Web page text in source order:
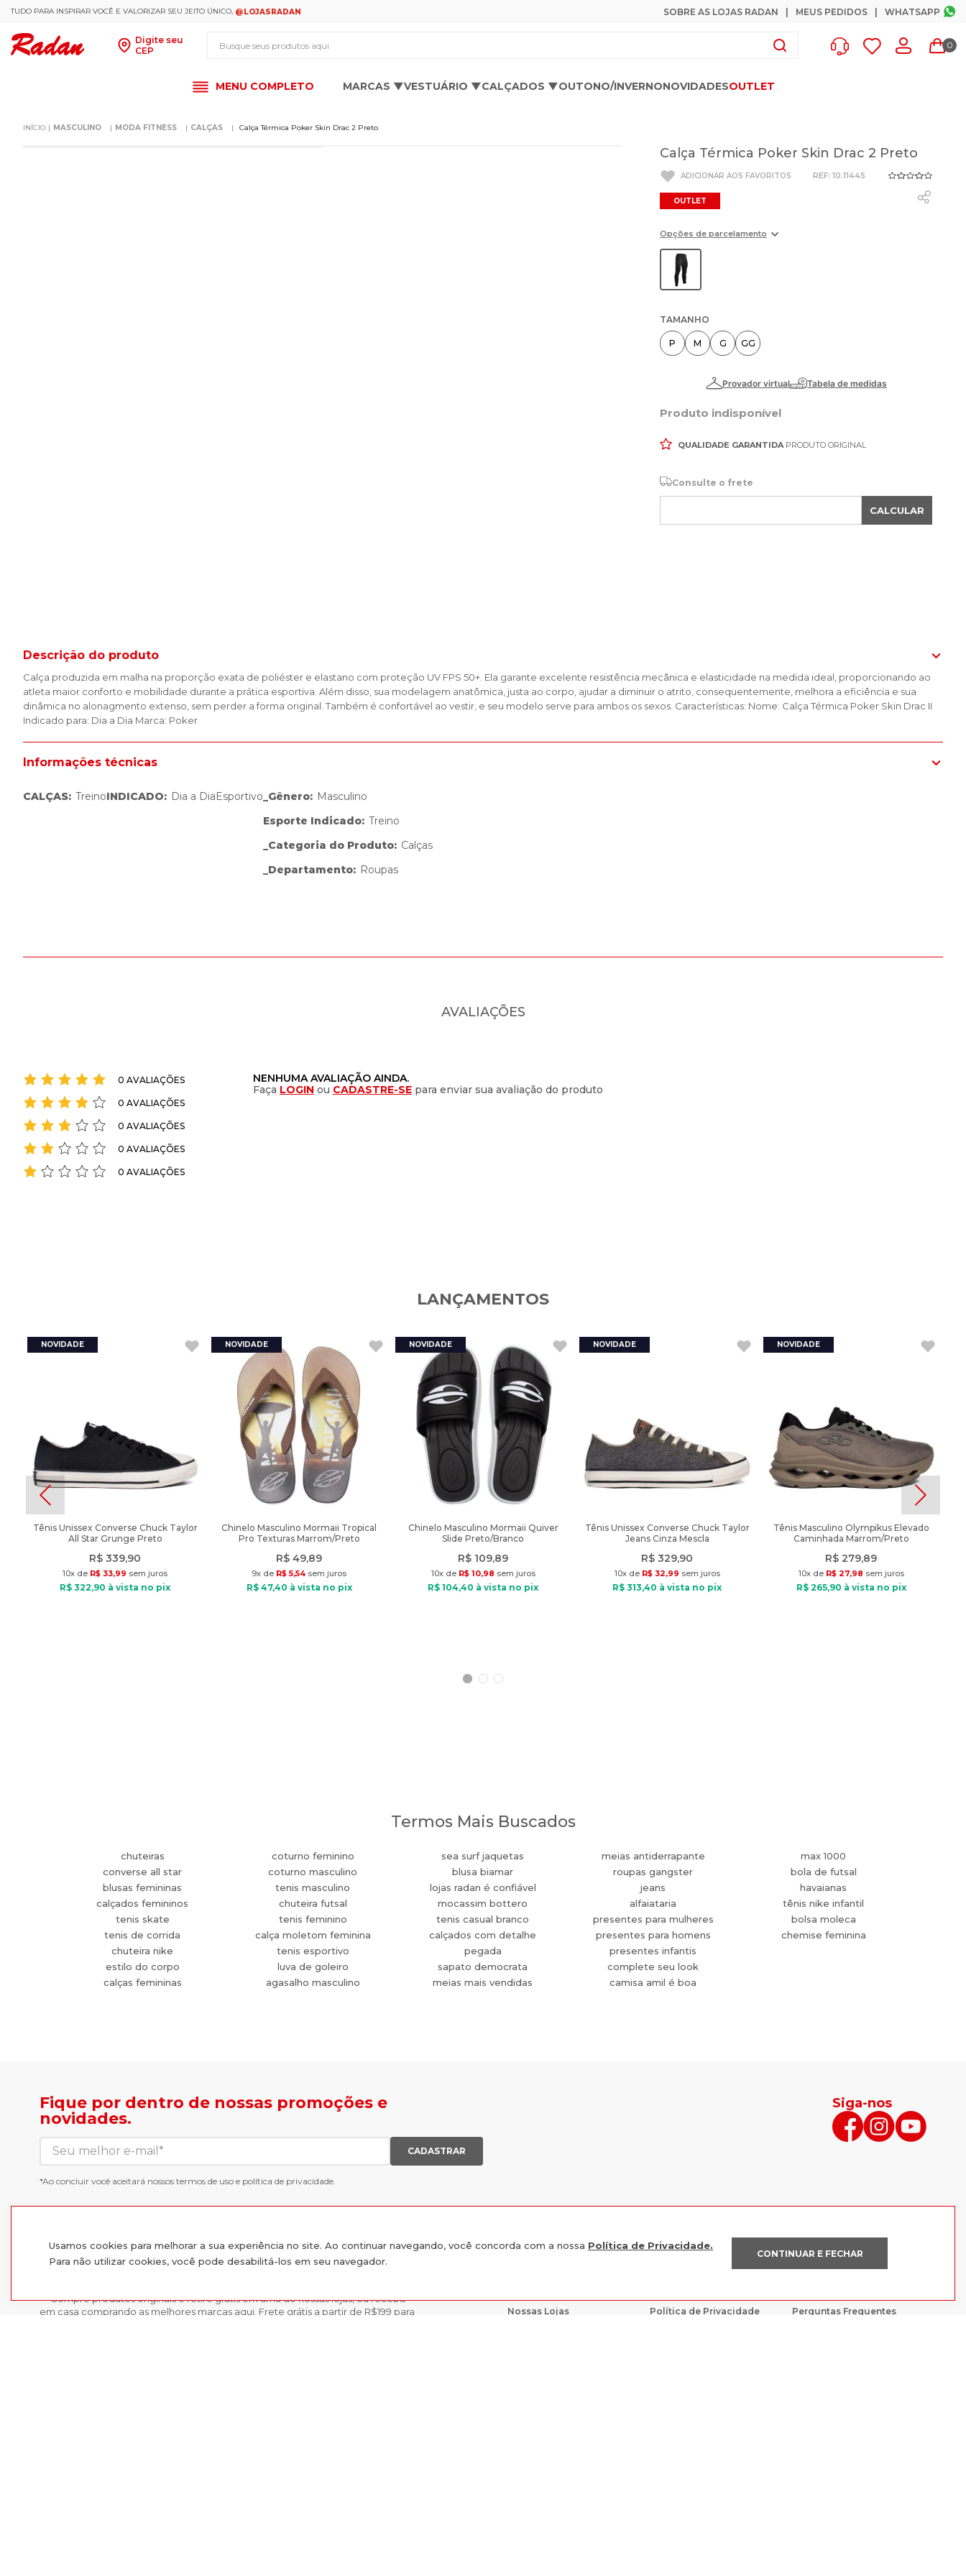
TUDO PARA INSPIRAR VOCÊ E VALORIZAR SEU JEITO ÚNICO, @LOJASRADAN SOBRE AS LOJAS RADAN MEUS PEDIDOS WHATSAPP
Digite seu
CEP
0
MENU COMPLETO MARCAS ▼VESTUÁRIO ▼CALÇADOS ▼OUTONO/INVERNONOVIDADESOUTLET
Usamos cookies para melhorar a sua experiência no site. Ao continuar navegando, você concorda com a nossa Política de Privacidade.
Para não utilizar cookies, você pode desabilitá-los em seu navegador.
CONTINUAR E FECHAR
MASCULINO MODA FITNESS CALÇAS Calça Térmica Poker Skin Drac 2 Preto
Calça Térmica Poker Skin Drac 2 Preto
: 10.11445
OUTLET
Opções de parcelamento
TAMANHO
P M G GG
Produto indisponível
QUALIDADE GARANTIDAPRODUTO ORIGINAL
Consulte o frete
CALCULAR
Descrição do produto
Calça produzida em malha na proporção exata de poliéster e elastano com proteção UV FPS 50+. Ela garante excelente resistência mecânica e elasticidade na medida ideal, proporcionando ao
atleta maior conforto e mobilidade durante a prática esportiva. Além disso, sua modelagem anatômica, justa ao corpo, ajudar a diminuir o atrito, consequentemente, melhora a eficiência e sua
dinâmica no alonagmento extenso, sem perder a forma original. Também é confortável ao vestir, e seu modelo serve para ambos os sexos. Características: Nome: Calça Térmica Poker Skin Drac II
Indicado para: Dia a Dia Marca: Poker
Informações técnicas
CALÇAS: TreinoINDICADO: Dia a DiaEsportivo _Gênero: Masculino
Esporte Indicado: Treino
_Categoria do Produto: Calças
_Departamento: Roupas
AVALIAÇÕES
0 AVALIAÇÕES
0 AVALIAÇÕES
0 AVALIAÇÕES
0 AVALIAÇÕES
0 AVALIAÇÕES
NENHUMA AVALIAÇÃO AINDA.
Faça LOGIN ou CADASTRE-SE para enviar sua avaliação do produto
LANÇAMENTOS
Tênis Unissex Converse Chuck Taylor
All Star Grunge Preto
R$ 339,90
10x de R$ 33,99 sem juros
R$ 322,90 à vista no pix
Chinelo Masculino Mormaii Tropical
Pro Texturas Marrom/Preto
R$ 49,89
9x de R$ 5,54 sem juros
R$ 47,40 à vista no pix
Chinelo Masculino Mormaii Quiver
Slide Preto/Branco
R$ 109,89
10x de R$ 10,98 sem juros
R$ 104,40 à vista no pix
Tênis Unissex Converse Chuck Taylor
Jeans Cinza Mescla
R$ 329,90
10x de R$ 32,99 sem juros
R$ 313,40 à vista no pix
Tênis Masculino Olympikus Elevado
Caminhada Marrom/Preto
R$ 279,89
10x de R$ 27,98 sem juros
R$ 265,90 à vista no pix
Termos Mais Buscados
chuteiras
converse all star
blusas femininas
calçados femininos
tenis skate
tenis de corrida
chuteira nike
estilo do corpo
calças femininas
coturno feminino
coturno masculino
tenis masculino
chuteira futsal
tenis feminino
calça moletom feminina
tenis esportivo
luva de goleiro
agasalho masculino
sea surf jaquetas
blusa biamar
lojas radan é confiável
mocassim bottero
tenis casual branco
calçados com detalhe
pegada
sapato democrata
meias mais vendidas
meias antiderrapante
roupas gangster
jeans
alfaiataria
presentes para mulheres
presentes para homens
presentes infantis
complete seu look
camisa amil é boa
max 1000
bola de futsal
havaianas
tênis nike infantil
bolsa moleca
chemise feminina
Fique por dentro de nossas promoções e
novidades.
CADASTRAR
*Ao concluir você aceitará nossos termos de uso e política de privacidade.
Siga-nos
Compre produtos originais e retire grátis em uma de nossas lojas, ou receba
em casa comprando as melhores marcas aqui. Frete grátis a partir de R$199 para
Nossas Lojas
Política de Privacidade
Perguntas Frequentes